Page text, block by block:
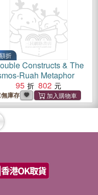
折
Constructs & The
Ruah Metaphor
95
802
無庫存